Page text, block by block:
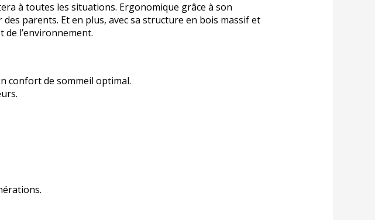
à toutes les situations. Ergonomique grâce à son
parents. Et en plus, avec sa structure en bois massif et
l’environnement.
confort de sommeil optimal.